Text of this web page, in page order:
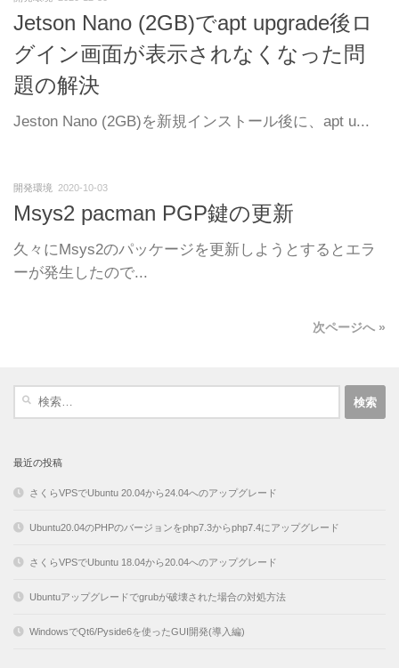
Jetson Nano (2GB)でapt upgrade後ロ
グイン画面が表示されなくなった問
題の解決
Jeston Nano (2GB)を新規インストール後に、apt u...
開発環境 2020-10-03
Msys2 pacman PGP鍵の更新
久々にMsys2のパッケージを更新しようとするとエラ
ーが発生したので...
次ページへ »
最近の投稿
さくらVPSでUbuntu 20.04から24.04へのアップグレード
Ubuntu20.04のPHPのバージョンをphp7.3からphp7.4にアップグレード
さくらVPSでUbuntu 18.04から20.04へのアップグレード
Ubuntuアップグレードでgrubが破壊された場合の対処方法
WindowsでQt6/Pyside6を使ったGUI開発(導入編)